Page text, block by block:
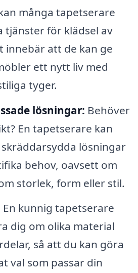
många tapetserare
tjänster för klädsel av
innebär att de kan ge
ett nytt liv med
tyger.
lösningar: Behöver
En tapetserare kan
lösningar
behov, oavsett om
storlek, form eller stil.
En kunnig tapetserare
dig om olika material
så att du kan göra
val som passar din